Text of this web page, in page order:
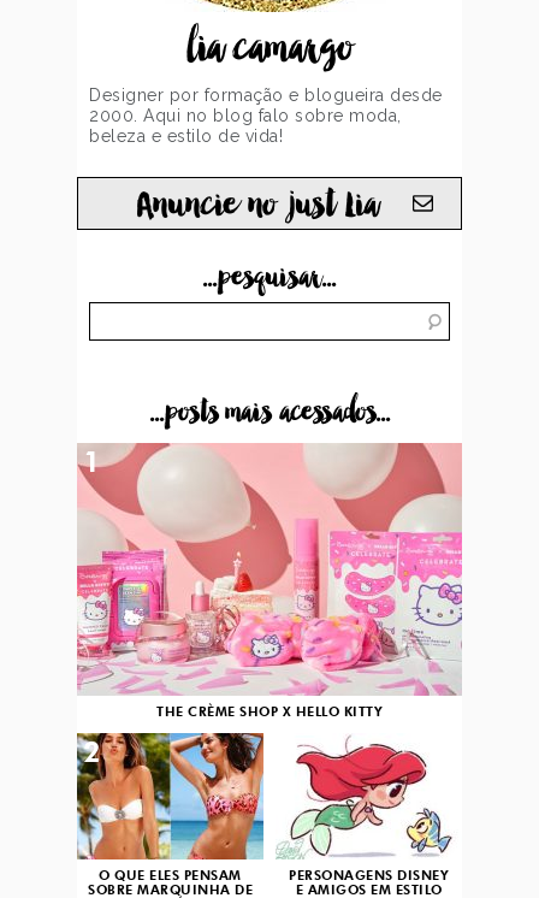
lia camargo
Designer por formação e blogueira desde
2000. Aqui no blog falo sobre moda,
beleza e estilo de vida!
Anuncie no just Lia
...pesquisar...
...posts mais acessados...
THE CRÈME SHOP X HELLO KITTY
1
O QUE ELES PENSAM
SOBRE MARQUINHA DE
2
PERSONAGENS DISNEY
E AMIGOS EM ESTILO
3